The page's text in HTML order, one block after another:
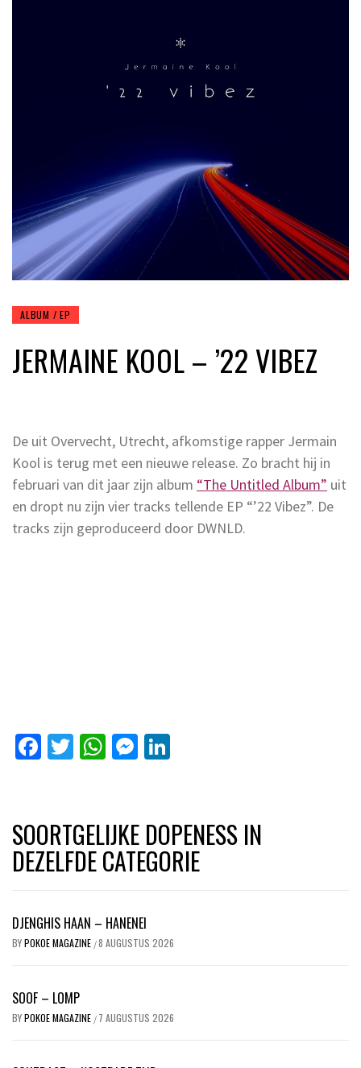
ALBUM / EP
JERMAINE KOOL – ’22 VIBEZ
De uit Overvecht, Utrecht, afkomstige rapper Jermain
Kool is terug met een nieuwe release. Zo bracht hij in
februari van dit jaar zijn album “The Untitled Album” uit
en dropt nu zijn vier tracks tellende EP “’22 Vibez”. De
tracks zijn geproduceerd door DWNLD.
Facebook
Twitter
WhatsApp
Messenger
SOORTGELIJKE DOPENESS IN
DEZELFDE CATEGORIE
DJENGHIS HAAN – HANENEI
BYPOKOE MAGAZINE /8 AUGUSTUS 2026
SOOF – LOMP
BYPOKOE MAGAZINE / 7 AUGUSTUS 2026